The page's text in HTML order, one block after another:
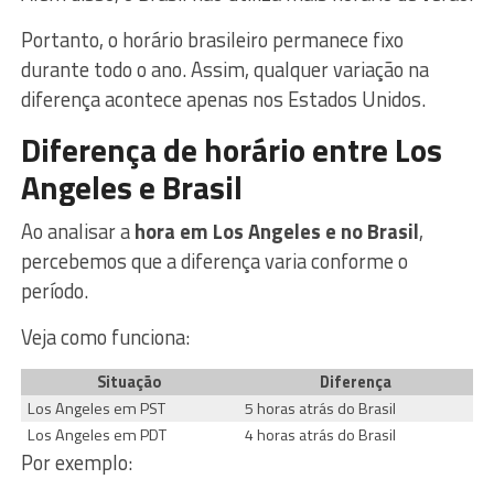
Portanto, o horário brasileiro permanece fixo
durante todo o ano. Assim, qualquer variação na
diferença acontece apenas nos Estados Unidos.
Diferença de horário entre Los
Angeles e Brasil
Ao analisar ahora em Los Angeles e no Brasil,
percebemos que a diferença varia conforme o
período.
Veja como funciona:
Situação
Diferença
Los Angeles em PST
5 horas atrás do Brasil
Los Angeles em PDT
4 horas atrás do Brasil
Por exemplo: